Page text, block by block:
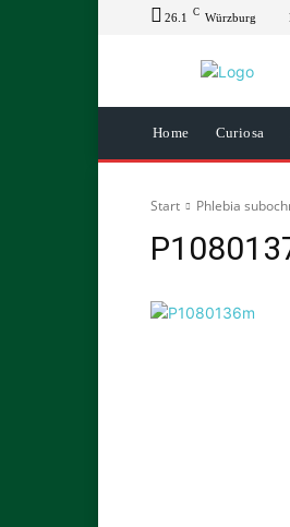
26.1 C Würzburg
Home Curiosa
Start Phlebia